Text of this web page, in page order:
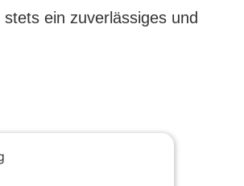
ein zuverlässiges und